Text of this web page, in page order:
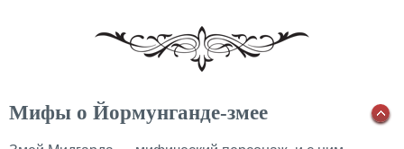
Мифы о Йормунганде-змее